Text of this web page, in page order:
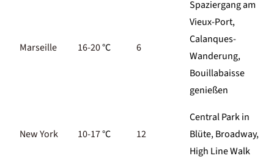
Marseille 16-20°C 6
Spaziergang am
Vieux-Port,
Calanques-
Wanderung,
Bouillabaisse
genießen
New York 10-17°C 12
Central Park in
Blüte, Broadway,
High Line Walk